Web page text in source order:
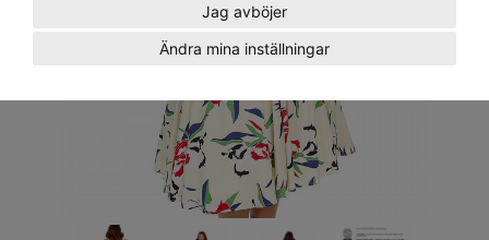
Jag avböjer
Ändra mina inställningar